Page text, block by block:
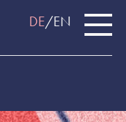
DE EN